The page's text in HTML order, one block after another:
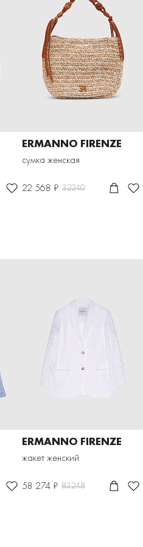
ERMANNO FIRENZE
сумка женская
22 568 ₽ 32240
ERMANNO FIRENZE
жакет женский
58 274 ₽ 83248